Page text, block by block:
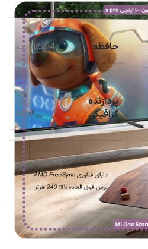
حافظه 4 گیگابایت
پردازنده
گرافیکی
G57
MC1